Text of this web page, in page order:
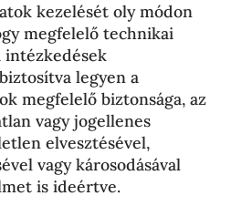
kezelését oly módon
megfelelő technikai
intézkedések
legyen a
megfelelő biztonsága, az
vagy jogellenes
elvesztésével,
vagy károsodásával
is ideértve.